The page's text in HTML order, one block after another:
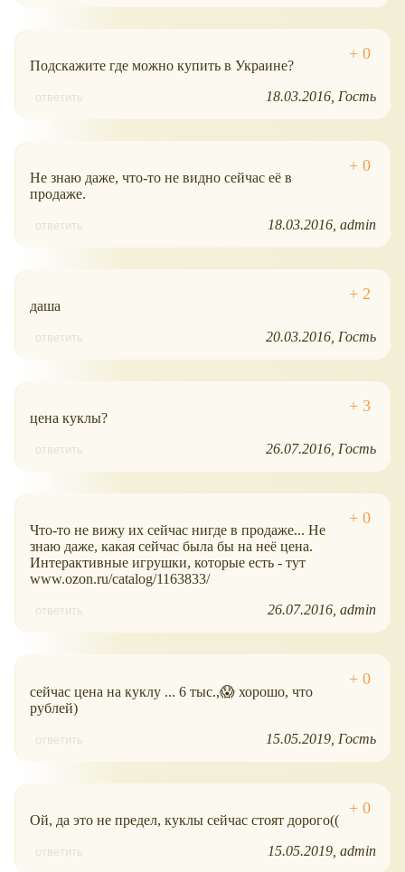
Подскажите где можно купить в Украине?
ответить 18.03.2016 Гость
Не знаю даже, что-то не видно сейчас её в
продаже.
ответить 18.03.2016 admin
даша
ответить 20.03.2016 Гость
цена куклы?
ответить 26.07.2016 Гость
Что-то не вижу их сейчас нигде в продаже... Не
знаю даже, какая сейчас была бы на неё цена.
Интерактивные игрушки, которые есть - тут
www.ozon.ru/catalog/1163833/
ответить 26.07.2016 admin
сейчас цена на куклу ... 6 тыс.,😱 хорошо, что
рублей)
ответить 15.05.2019 Гость
Ой, да это не предел, куклы сейчас стоят дорого((
ответить 15.05.2019 admin